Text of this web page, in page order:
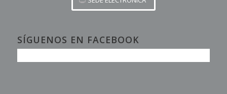
SÍGUENOS EN FACEBOOK